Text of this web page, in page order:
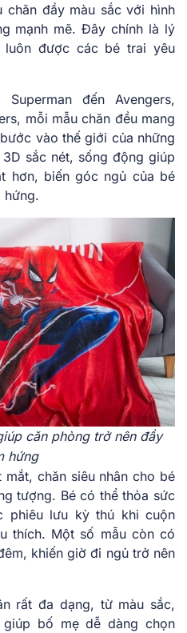
chăn đầy màu sắc với hình
mạnh mẽ. Đây chính là lý
được các bé trai yêu
đến Avengers,
mỗi mẫu chăn đều mang
vào thế giới của những
sắc nét, sống động giúp
hơn, biến góc ngủ của bé
hứng.
căn phòng trở nên đầy
hứng
chăn siêu nhân cho bé
tượng. Bé có thể thỏa sức
phiêu lưu kỳ thú khi cuộn
thích. Một số mẫu còn có
khiến giờ đi ngủ trở nên
rất đa dạng, từ màu sắc,
bố mẹ dễ dàng chọn